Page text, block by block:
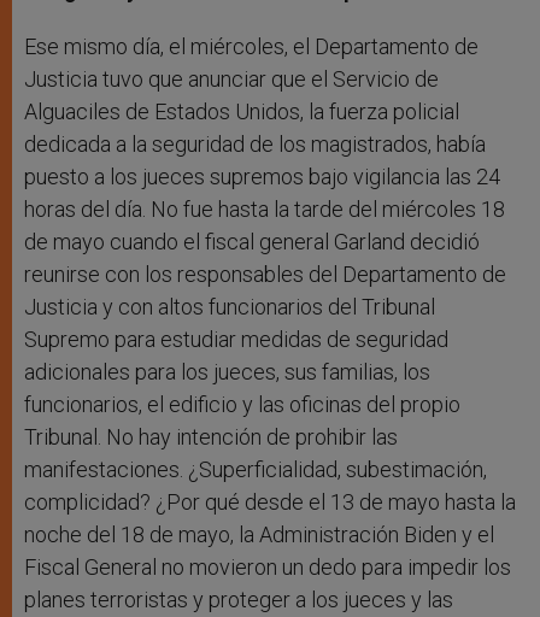
Ese mismo día, el miércoles, el Departamento de
Justicia tuvo que anunciar que el Servicio de
Alguaciles de Estados Unidos, la fuerza policial
dedicada a la seguridad de los magistrados, había
puesto a los jueces supremos bajo vigilancia las 24
horas del día. No fue hasta la tarde del miércoles 18
de mayo cuando el fiscal general Garland decidió
reunirse con los responsables del Departamento de
Justicia y con altos funcionarios del Tribunal
Supremo para estudiar medidas de seguridad
adicionales para los jueces, sus familias, los
funcionarios, el edificio y las oficinas del propio
Tribunal. No hay intención de prohibir las
manifestaciones. ¿Superficialidad, subestimación,
complicidad? ¿Por qué desde el 13 de mayo hasta la
noche del 18 de mayo, la Administración Biden y el
Fiscal General no movieron un dedo para impedir los
planes terroristas y proteger a los jueces y las